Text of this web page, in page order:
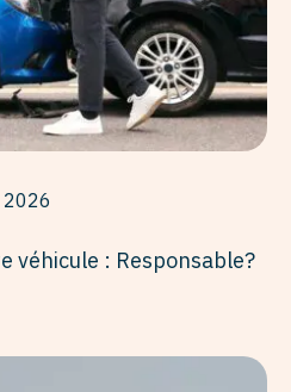
2026
véhicule : Responsable?